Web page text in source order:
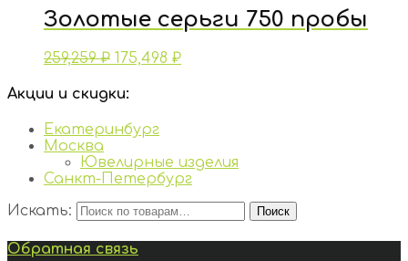
Золотые серьги 750 пробы
259,259₽ 175,498 ₽
Акции и скидки:
Екатеринбург
Москва
Ювелирные изделия
Санкт-Петербург
Искать:
Поиск
Обратная связь